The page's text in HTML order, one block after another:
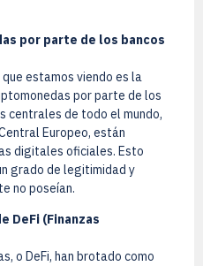
por parte de los bancos
estamos viendo es la
por parte de los
centrales de todo el mundo,
Europeo, están
digitales oficiales. Esto
grado de legitimidad y
no poseían.
DeFi (Finanzas
o DeFi, han brotado como